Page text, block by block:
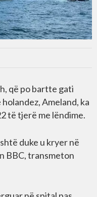
që po bartte gati
Ameland, ka
të tjerë me lëndime.
duke u kryer në
BBC, transmeton